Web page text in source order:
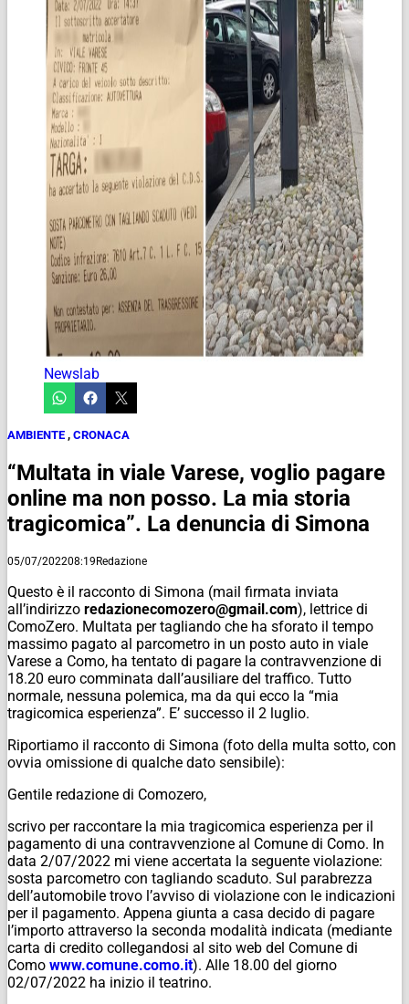
Newslab
AMBIENTE , CRONACA
“Multata in viale Varese, voglio pagare
online ma non posso. La mia storia
tragicomica”. La denuncia di Simona
05/07/202208:19Redazione
Questo è il racconto di Simona (mail firmata inviata
all’indirizzo redazionecomozero@gmail.com), lettrice di
ComoZero. Multata per tagliando che ha sforato il tempo
massimo pagato al parcometro in un posto auto in viale
Varese a Como, ha tentato di pagare la contravvenzione di
18.20 euro comminata dall’ausiliare del traffico. Tutto
normale, nessuna polemica, ma da qui ecco la “mia
tragicomica esperienza”. E’ successo il 2 luglio.
Riportiamo il racconto di Simona (foto della multa sotto, con
ovvia omissione di qualche dato sensibile):
Gentile redazione di Comozero,
scrivo per raccontare la mia tragicomica esperienza per il
pagamento di una contravvenzione al Comune di Como. In
data 2/07/2022 mi viene accertata la seguente violazione:
sosta parcometro con tagliando scaduto. Sul parabrezza
dell’automobile trovo l’avviso di violazione con le indicazioni
per il pagamento. Appena giunta a casa decido di pagare
l’importo attraverso la seconda modalità indicata (mediante
carta di credito collegandosi al sito web del Comune di
Como www.comune.como.it). Alle 18.00 del giorno
02/07/2022 ha inizio il teatrino.